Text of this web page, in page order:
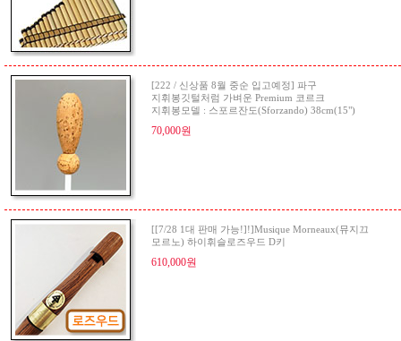
[222 / 신상품 8월 중순 입고예정] 파구
지휘봉깃털처럼 가벼운 Premium 코르크
지휘봉모델 : 스포르잔도(Sforzando) 38cm(15")
70,000원
[[7/28 1대 판매 가능!]!]Musique Morneaux(뮤지끄
모르노) 하이휘슬로즈우드 D키
610,000원